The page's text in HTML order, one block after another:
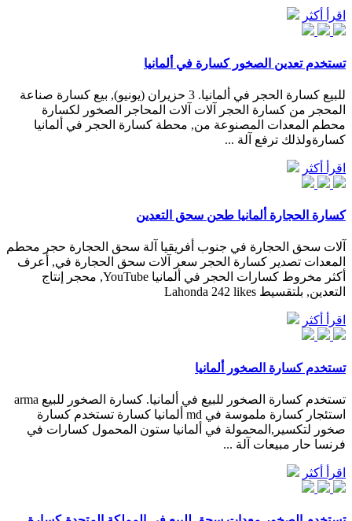
اقرأ أكثر
تستخدم تعدين الصخور كسارة في ألمانيا
للبيع كسارة الحجر في ألمانيا. 3 حزيران (يونيو), بيع كسارة صناعة
المحجر من كسارة الحجر آلات آلات المحاجر الصخور لكسارة
محطم المعدات المصنوعة من, محطة كسارة الحجر في ألمانيا
كسارةولذلك ترفع آلة ...
اقرأ أكثر
كسارة الحجارة ألمانيا طحن سحق التعدين
آلات سحق الحجارة في جنوب أفريقيا آلة سحق الحجارة حجر محطم
المعدات تصدير كسارة الحجر سعر آلات سحق الحجارة في, أعرف
أكثر مخروط كسارات الحجر في ألمانيا YouTube, محجر إنتاج
التعدين, بلتقسيط Lahonda 242 likes
اقرأ أكثر
تستخدم كسارة الصخور ألمانيا
تستخدم كسارة الصخور للبيع في ألمانيا. كسارة الصخور للبيع arma
استئجار كسارة ملموسة في md ألمانيا كسارة تستخدم كسارة
صخور لتكسير,المحمولة في ألمانيا ستون المحمول كسارات في
فرنسا حار مبيعات آلة ...
اقرأ أكثر